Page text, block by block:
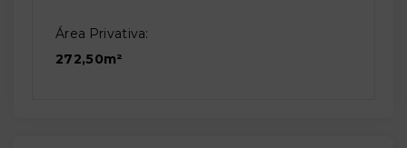
Área Privativa:
272,50m²